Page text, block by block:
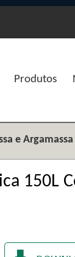
Produtos
e Argamassa
150L